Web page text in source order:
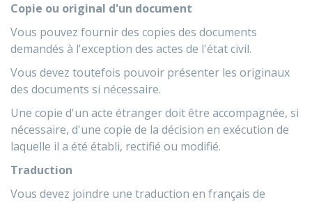
Copie ou original d'un document
Vous pouvez fournir des copies des documents
demandés à l'exception des actes de l'état civil.
Vous devez toutefois pouvoir présenter les originaux
des documents si nécessaire.
Une copie d'un acte étranger doit être accompagnée, si
nécessaire, d'une copie de la décision en exécution de
laquelle il a été établi, rectifié ou modifié.
Traduction
Vous devez joindre une traduction en français de